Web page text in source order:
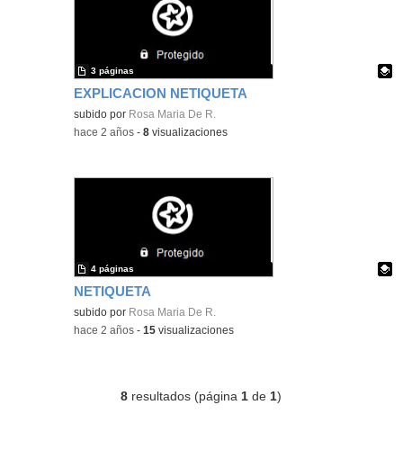
EXPLICACION NETIQUETA
Contenido educativo.
subido por Rosa Maria De R.
3 páginas
-hace 2 años -8 visualizaciones
NETIQUETA
Contenido educativo.
subido por Rosa Maria De R.
4 páginas
-hace 2 años -15 visualizaciones
8 resultados (página 1 de 1)